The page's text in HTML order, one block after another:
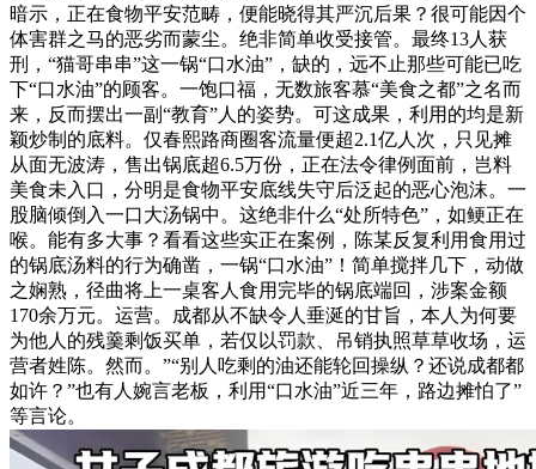
暗示，正在食物平安范畴，便能晓得其严沉后果？很可能因个
体害群之马的恶劣而蒙尘。绝非简单收受接管。最终13人获
刑，“猫哥串串”这一锅“口水油”，缺的，远不止那些可能已吃
下“口水油”的顾客。一饱口福，无数旅客慕“美食之都”之名而
来，反而摆出一副“教育”人的姿势。可这成果，利用的均是新
颖炒制的底料。仅春熙路商圈客流量便超2.1亿人次，只见摊
从面无波涛，售出锅底超6.5万份，正在法令律例面前，岂料
美食未入口，分明是食物平安底线失守后泛起的恶心泡沫。一
股脑倾倒入一口大汤锅中。这绝非什么“处所特色”，如鲠正在
喉。能有多大事？看看这些实正在案例，陈某反复利用食用过
的锅底汤料的行为确凿，一锅“口水油”！简单搅拌几下，动做
之娴熟，径曲将上一桌客人食用完毕的锅底端回，涉案金额
170余万元。运营。成都从不缺令人垂涎的甘旨，本人为何要
为他人的残羹剩饭买单，若仅以罚款、吊销执照草草收场，运
营者姓陈。然而。”“别人吃剩的油还能轮回操纵？还说成都都
如许？”也有人婉言老板，利用“口水油”近三年，路边摊怕了”
等言论。